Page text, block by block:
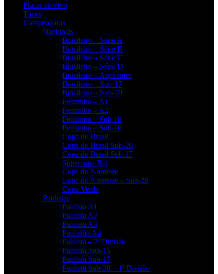
Placar ao vivo
Times
Campeonatos
Nacionais
Brasileiro – Série A
Brasileiro – Série B
Brasileiro – Série C
Brasileiro – Série D
Brasileiro – Aspirantes
Brasileiro – Sub-17
Brasileiro – Sub-20
Feminino – A1
Feminino – A2
Feminino – Sub-18
Feminino – Sub-16
Copa do Brasil
Copa do Brasil Sub-20
Copa do Brasil Sub-17
Supercopa Rei
Copa do Nordeste
Copa do Nordeste – Sub-20
Copa Verde
Paulistas
Paulista A1
Paulista A2
Paulista A3
Paulistão A4
Paulista – 2ª Divisão
Paulista Sub-15
Paulista Sub-17
Paulista Sub-20 – 1ª Divisão